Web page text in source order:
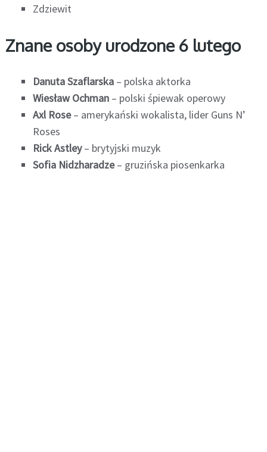
Zdziewit
Znane osoby urodzone 6 lutego
Danuta Szaflarska– polska aktorka
Wiesław Ochman– polski śpiewak operowy
Axl Rose– amerykański wokalista, lider Guns N’
Roses
Rick Astley– brytyjski muzyk
Sofia Nidzharadze– gruzińska piosenkarka